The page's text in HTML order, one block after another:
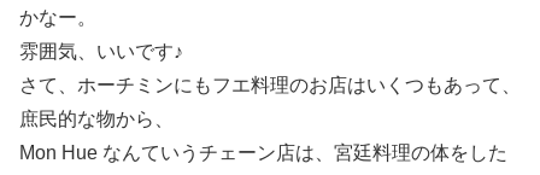
かなー。
雰囲気、いいです♪
さて、ホーチミンにもフエ料理のお店はいくつもあって、
庶民的な物から、
Mon Hue なんていうチェーン店は、宮廷料理の体をした